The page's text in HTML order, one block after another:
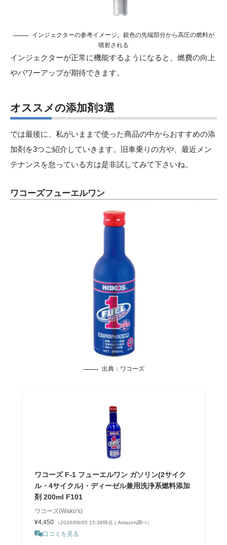
インジェクターの参考イメージ。銀色の先端部分から高圧の燃料が
噴射される
インジェクターが正常に機能するようになると、燃費の向上
やパワーアップが期待できます。
オススメの添加剤3選
では最後に、私がいままで使った商品の中からおすすめの添
加剤を3つご紹介していきます。旧車乗りの方や、最近メン
テナンスを怠っている方は是非試してみて下さいね。
ワコーズフューエルワン
出典： ワコーズ
ワコーズ F-1 フューエルワン ガソリン(2サイク
ル・4サイクル)・ディーゼル兼用洗浄系燃料添加
剤 200ml F101
ワコーズ(Wako's)
¥4,450
（2026/08/05 15:36時点 | Amazon調べ）
口コミを見る